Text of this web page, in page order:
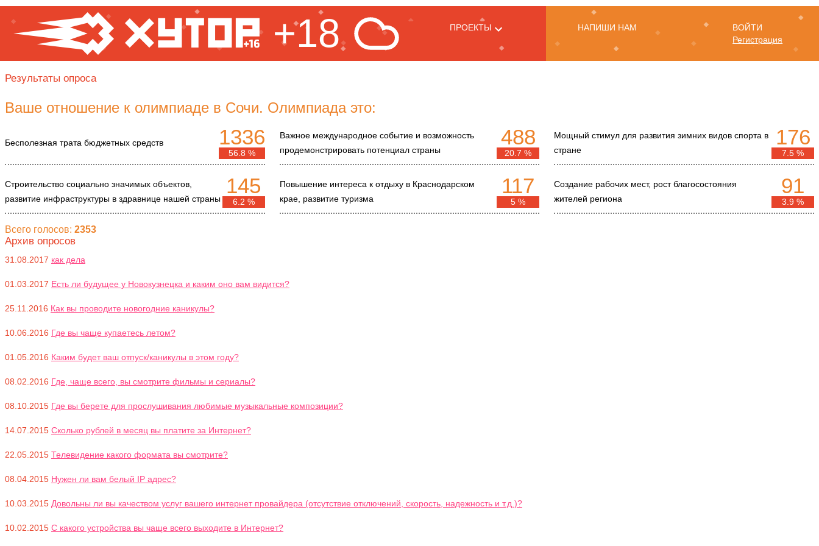
+18 ПРОЕКТЫ НАПИШИ НАМ
ВОЙТИ
Регистрация
Результаты опроса
Ваше отношение к олимпиаде в Сочи. Олимпиада это:
Бесполезная трата бюджетных средств 1336
56.8 %
Важное международное событие и возможность
продемонстрировать потенциал страны
488
20.7 %
Мощный стимул для развития зимних видов спорта в
стране
176
7.5 %
Строительство социально значимых объектов,
развитие инфраструктуры в здравнице нашей страны
145
6.2 %
Повышение интереса к отдыху в Краснодарском
крае, развитие туризма
117
5 %
Создание рабочих мест, рост благосостояния
жителей региона
91
3.9 %
Всего голосов: 2353
Архив опросов
31.08.2017 как дела
01.03.2017 Есть ли будущее у Новокузнецка и каким оно вам видится?
25.11.2016 Как вы проводите новогодние каникулы?
10.06.2016 Где вы чаще купаетесь летом?
01.05.2016 Каким будет ваш отпуск/каникулы в этом году?
08.02.2016 Где, чаще всего, вы смотрите фильмы и сериалы?
08.10.2015 Где вы берете для прослушивания любимые музыкальные композиции?
14.07.2015 Сколько рублей в месяц вы платите за Интернет?
22.05.2015 Телевидение какого формата вы смотрите?
08.04.2015 Нужен ли вам белый IP адрес?
10.03.2015 Довольны ли вы качеством услуг вашего интернет провайдера (отсутствие отключений, скорость, надежность и т.д.)?
10.02.2015 С какого устройства вы чаще всего выходите в Интернет?